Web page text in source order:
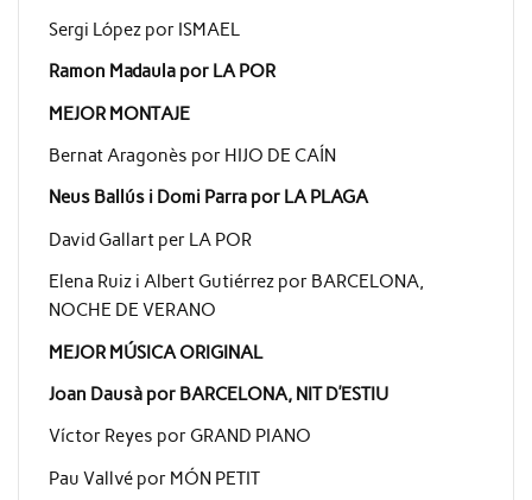
Sergi López por ISMAEL
Ramon Madaula por LA POR
MEJOR MONTAJE
Bernat Aragonès por HIJO DE CAÍN
Neus Ballús i Domi Parra por LA PLAGA
David Gallart per LA POR
Elena Ruiz i Albert Gutiérrez por BARCELONA,
NOCHE DE VERANO
MEJOR MÚSICA ORIGINAL
Joan Dausà por BARCELONA, NIT D’ESTIU
Víctor Reyes por GRAND PIANO
Pau Vallvé por MÓN PETIT